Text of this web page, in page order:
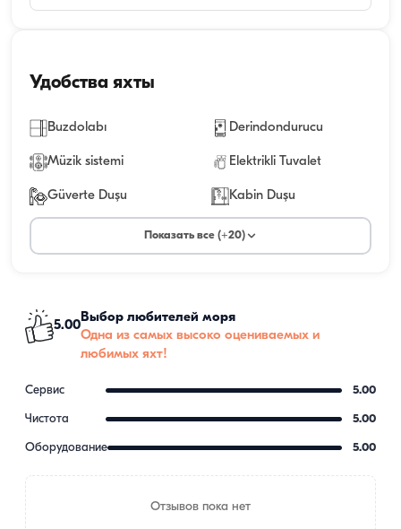
Удобства яхты
Buzdolabı Derindondurucu
Müzik sistemi Elektrikli Tuvalet
Güverte Duşu Kabin Duşu
Показать все (+20)
5.00
Выбор любителей моря
Одна из самых высоко оцениваемых и
любимых яхт!
Сервис 5.00
Чистота 5.00
Оборудование 5.00
Отзывов пока нет